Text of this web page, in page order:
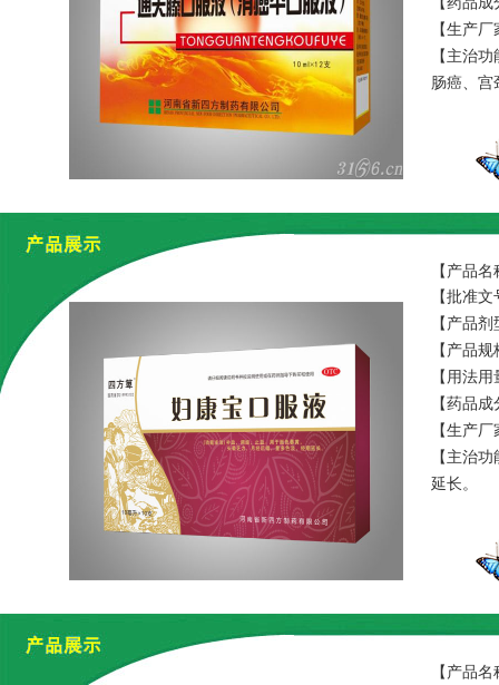
【生产
【主治
肠癌、宫
【产品
【批准
【产品
【产品
【用法
【药品
【生产
【主治
延长。
【产品